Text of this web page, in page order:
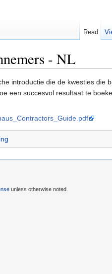
- NL
introductie die de kwesties die
een succesvol resultaat te
Read
unless otherwise noted.